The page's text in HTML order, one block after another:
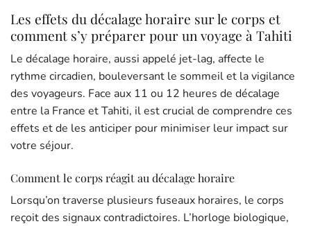
Les effets du décalage horaire sur le corps et
comment s’y préparer pour un voyage à Tahiti
Le décalage horaire, aussi appelé jet-lag, affecte le
rythme circadien, bouleversant le sommeil et la vigilance
des voyageurs. Face aux 11 ou 12 heures de décalage
entre la France et Tahiti, il est crucial de comprendre ces
effets et de les anticiper pour minimiser leur impact sur
votre séjour.
Comment le corps réagit au décalage horaire
Lorsqu’on traverse plusieurs fuseaux horaires, le corps
reçoit des signaux contradictoires. L’horloge biologique,